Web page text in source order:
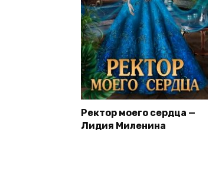
Ректор моего сердца —
Лидия Миленина